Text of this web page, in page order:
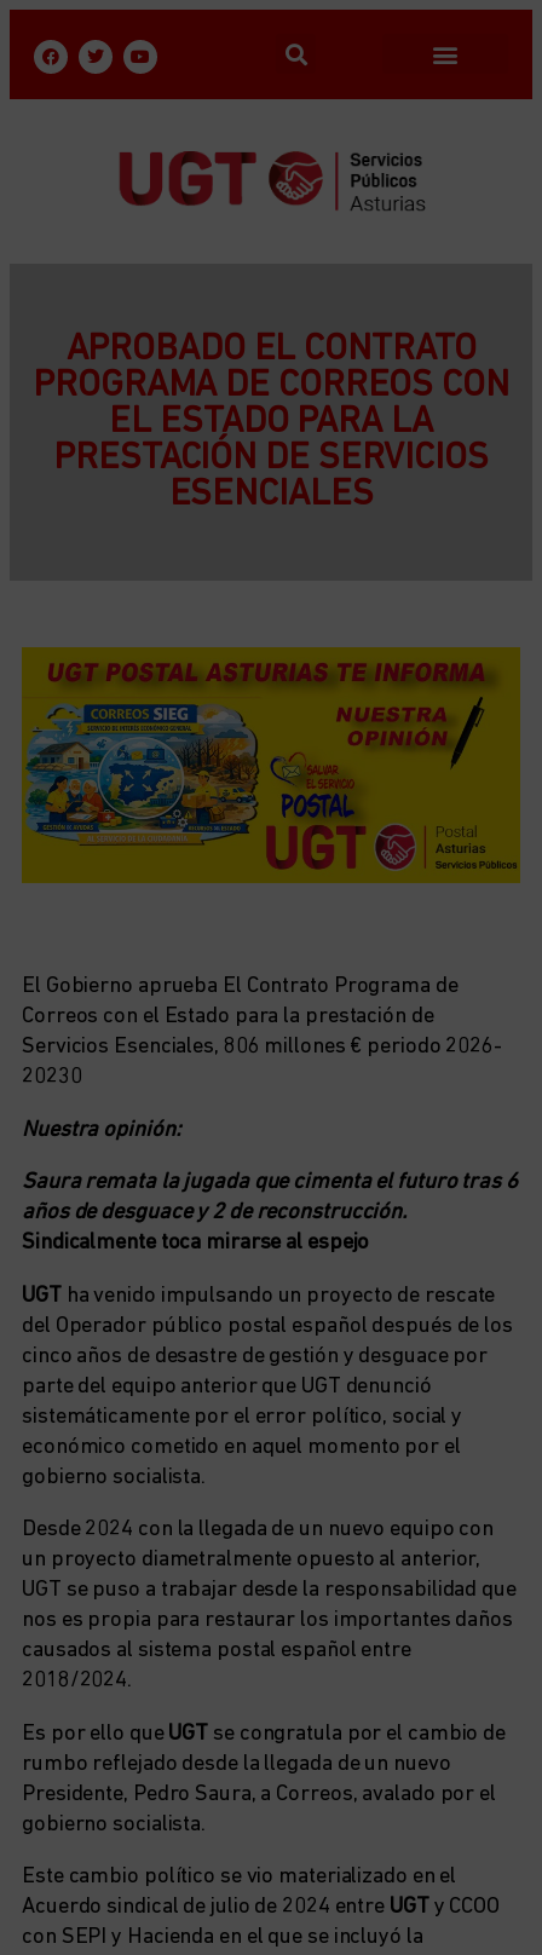
APROBADO EL CONTRATO
PROGRAMA DE CORREOS CON
EL ESTADO PARA LA
PRESTACIÓN DE SERVICIOS
ESENCIALES
El Gobierno aprueba El Contrato Programa de
Correos con el Estado para la prestación de
Servicios Esenciales, 806 millones € periodo 2026-
20230
Nuestra opinión:
Saura remata la jugada que cimenta el futuro tras 6
años de desguace y 2 de reconstrucción.
Sindicalmente toca mirarse al espejo
UGT ha venido impulsando un proyecto de rescate
del Operador público postal español después de los
cinco años de desastre de gestión y desguace por
parte del equipo anterior que UGT denunció
sistemáticamente por el error político, social y
económico cometido en aquel momento por el
gobierno socialista.
Desde 2024 con la llegada de un nuevo equipo con
un proyecto diametralmente opuesto al anterior,
UGT se puso a trabajar desde la responsabilidad que
nos es propia para restaurar los importantes daños
causados al sistema postal español entre
2018/2024.
Es por ello queUGT se congratula por el cambio de
rumbo reflejado desde la llegada de un nuevo
Presidente, Pedro Saura, a Correos, avalado por el
gobierno socialista.
Este cambio político se vio materializado en el
Acuerdo sindical de julio de 2024 entre UGT y CCOO
con SEPI y Hacienda en el que se incluyó la